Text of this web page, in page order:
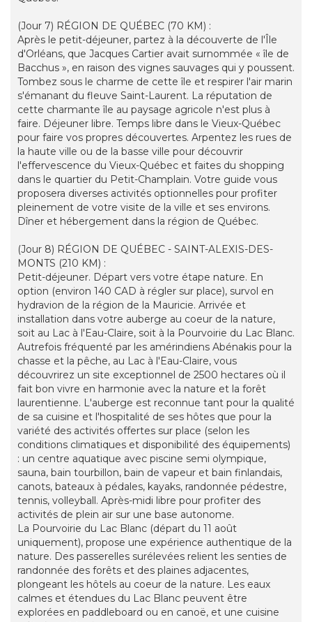
(Jour 7) RÉGION DE QUÉBEC (70 KM) :
Après le petit-déjeuner, partez à la découverte de l'Île
d'Orléans, que Jacques Cartier avait surnommée « île de
Bacchus », en raison des vignes sauvages qui y poussent.
Tombez sous le charme de cette île et respirer l'air marin
s'émanant du fleuve Saint-Laurent. La réputation de
cette charmante île au paysage agricole n'est plus à
faire. Déjeuner libre. Temps libre dans le Vieux-Québec
pour faire vos propres découvertes. Arpentez les rues de
la haute ville ou de la basse ville pour découvrir
l'effervescence du Vieux-Québec et faites du shopping
dans le quartier du Petit-Champlain. Votre guide vous
proposera diverses activités optionnelles pour profiter
pleinement de votre visite de la ville et ses environs.
Dîner et hébergement dans la région de Québec.
(Jour 8) RÉGION DE QUÉBEC - SAINT-ALEXIS-DES-
MONTS (210 KM) :
Petit-déjeuner. Départ vers votre étape nature. En
option (environ 140 CAD à régler sur place), survol en
hydravion de la région de la Mauricie. Arrivée et
installation dans votre auberge au coeur de la nature,
soit au Lac à l'Eau-Claire, soit à la Pourvoirie du Lac Blanc.
Autrefois fréquenté par les amérindiens Abénakis pour la
chasse et la pêche, au Lac à l'Eau-Claire, vous
découvrirez un site exceptionnel de 2500 hectares où il
fait bon vivre en harmonie avec la nature et la forêt
laurentienne. L'auberge est reconnue tant pour la qualité
de sa cuisine et l'hospitalité de ses hôtes que pour la
variété des activités offertes sur place (selon les
conditions climatiques et disponibilité des équipements)
: un centre aquatique avec piscine semi olympique,
sauna, bain tourbillon, bain de vapeur et bain finlandais,
canots, bateaux à pédales, kayaks, randonnée pédestre,
tennis, volleyball. Après-midi libre pour profiter des
activités de plein air sur une base autonome.
La Pourvoirie du Lac Blanc (départ du 11 août
uniquement), propose une expérience authentique de la
nature. Des passerelles surélevées relient les senties de
randonnée des forêts et des plaines adjacentes,
plongeant les hôtels au coeur de la nature. Les eaux
calmes et étendues du Lac Blanc peuvent être
explorées en paddleboard ou en canoë, et une cuisine